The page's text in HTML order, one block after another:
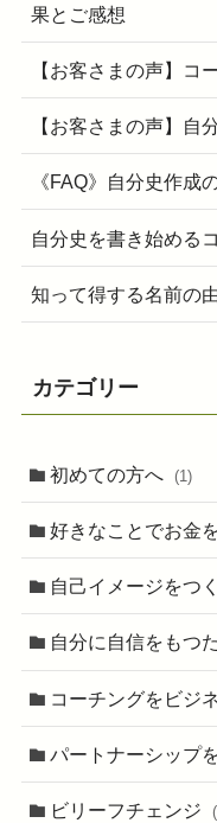
果とご感想
【お客さまの声】コ
【お客さまの声】自
《FAQ》自分史作成
自分史を書き始める
知って得する名前の
カテゴリー
初めての方へ (1)
好きなことでお金
自己イメージをつ
自分に自信をもつ
コーチングをビジ
パートナーシップ
ビリーフチェンジ